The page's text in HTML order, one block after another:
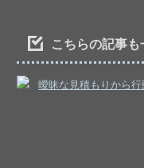
こちらの記事も
曖昧な見積もりから